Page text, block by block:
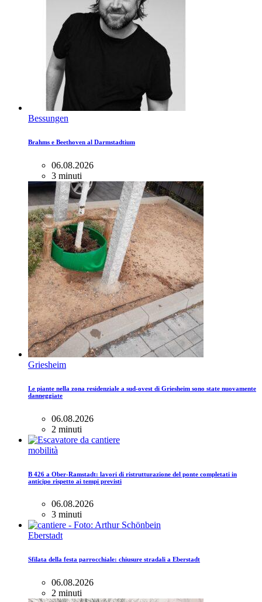
Bessungen
Brahms e Beethoven al Darmstadtium
06.08.2026
3 minuti
Griesheim
Le piante nella zona residenziale a sud-ovest di Griesheim sono state nuovamente
danneggiate
06.08.2026
2 minuti
mobilità
B 426 a Ober-Ramstadt: lavori di ristrutturazione del ponte completati in
anticipo rispetto ai tempi previsti
06.08.2026
3 minuti
Eberstadt
Sfilata della festa parrocchiale: chiusure stradali a Eberstadt
06.08.2026
2 minuti